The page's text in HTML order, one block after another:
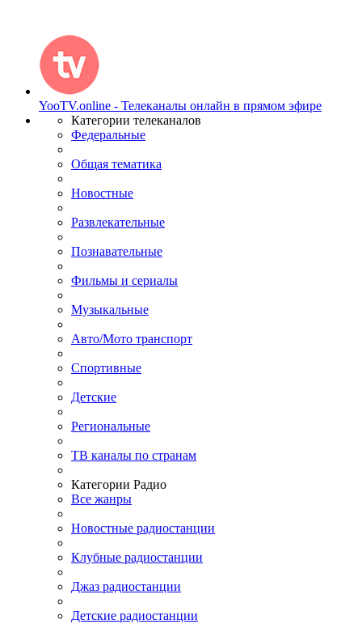
YooTV.online - Телеканалы онлайн в прямом эфире
Категории телеканалов
Федеральные
Общая тематика
Новостные
Развлекательные
Познавательные
Фильмы и сериалы
Музыкальные
Авто/Мото транспорт
Спортивные
Детские
Региональные
ТВ каналы по странам
Категории Радио
Все жанры
Новостные радиостанции
Клубные радиостанции
Джаз радиостанции
Детские радиостанции